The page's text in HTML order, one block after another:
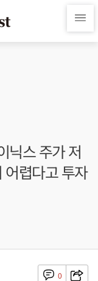
닉스 주가 저
어렵다고 투자
0